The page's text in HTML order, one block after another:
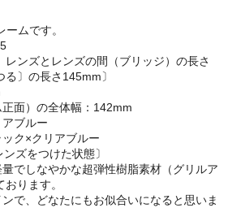
ムです。
レンズとレンズの間（ブリッジ）の長さ
〕の長さ145mm〕
面）の全体幅：142mm
ブルー
ク×クリアブルー
ズをつけた状態〕
でしなやかな超弾性樹脂素材（グリルア
ります。
で、どなたにもお似合いになると思いま